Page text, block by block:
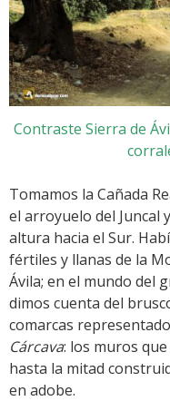
Contraste Sierra de
Tomamos la Cañada
el arroyuelo del Juncal
altura hacia el Sur.
fértiles y llanas de la
Ávila; en el mundo del
dimos cuenta del
comarcas
Cárcava: los muros
hasta la mitad
en adobe.